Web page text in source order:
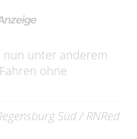
nun unter anderem
ohne
Süd / RNRed